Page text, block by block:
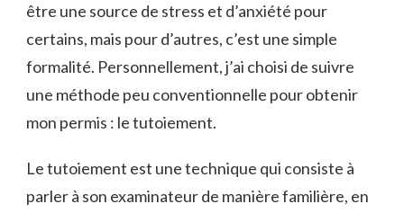
être une source de stress et d’anxiété pour
certains, mais pour d’autres, c’est une simple
formalité. Personnellement, j’ai choisi de suivre
une méthode peu conventionnelle pour obtenir
mon permis : le tutoiement.
Le tutoiement est une technique qui consiste à
parler à son examinateur de manière familière, en